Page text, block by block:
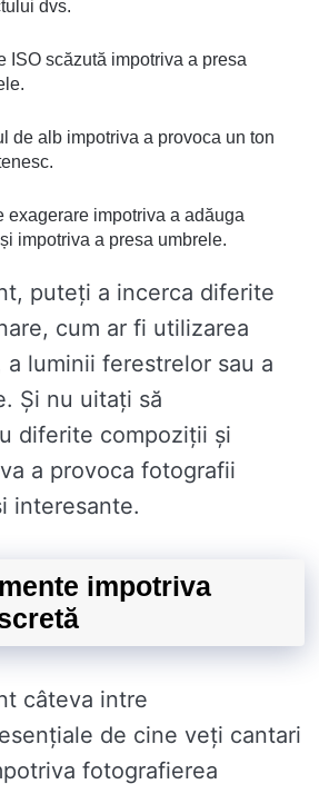
dvs.
ISO scăzută impotriva a presa
de alb impotriva a provoca un ton
exagerare impotriva a adăuga
impotriva a presa umbrele.
puteți a incerca diferite
cum ar fi utilizarea
a luminii ferestrelor sau a
Și nu uitați să
diferite compoziții și
a provoca fotografii
interesante.
impotriva
câteva intre
de cine veți cantari
fotografierea